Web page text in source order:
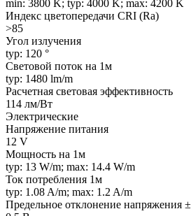
min: 3800 K; typ: 4000 K; max: 4200 K
Индекс цветопередачи CRI (Ra)
>85
Угол излучения
typ: 120 °
Световой поток на 1м
typ: 1480 lm/m
Расчетная световая эффективность
114 лм/Вт
Электрические
Напряжение питания
12 V
Мощность на 1м
typ: 13 W/m; max: 14.4 W/m
Ток потребления 1м
typ: 1.08 A/m; max: 1.2 A/m
Предельное отклонение напряжения ±